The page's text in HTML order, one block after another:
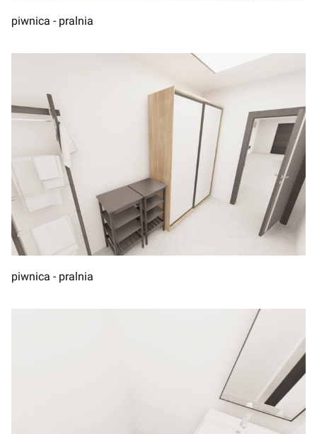
piwnica - pralnia
piwnica - pralnia